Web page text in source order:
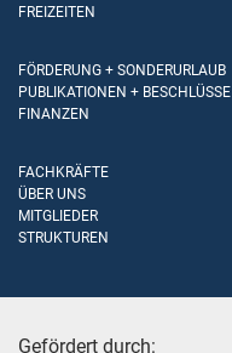
FREIZEITEN
FÖRDERUNG + SONDERURLAUB
PUBLIKATIONEN + BESCHLÜSSE
FINANZEN
FACHKRÄFTE
ÜBER UNS
MITGLIEDER
STRUKTUREN
Gefördert durch: